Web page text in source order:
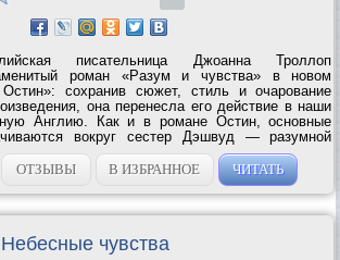
писательница Джоанна Троллоп
роман «Разум и чувства» в новом
сохранив сюжет, стиль и очарование
она перенесла его действие в наши
Англию. Как и в романе Остин, основные
вокруг сестер Дэшвуд — разумной
Марианны. Сможет ли Элинор сохранить
что любимый...
ОТЗЫВЫ В ИЗБРАННОЕ ЧИТАТЬ
Небесные чувства